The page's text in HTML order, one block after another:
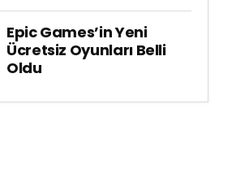
Epic Games’in Yeni
Ücretsiz Oyunları Belli
Oldu